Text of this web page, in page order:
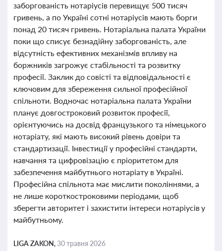
заборгованість нотаріусів перевищує 500 тисяч
гривень, а по Україні сотні нотаріусів мають борги
понад 20 тисяч гривень. Нотаріальна палата України
поки що списує безнадійну заборгованість, але
відсутність ефективних механізмів впливу на
боржників загрожує стабільності та розвитку
професії. Заклик до совісті та відповідальності є
ключовим для збереження сильної професійної
спільноти. Водночас нотаріальна палата України
планує довгостроковий розвиток професії,
орієнтуючись на досвід французького та німецького
нотаріату, які мають високий рівень довіри та
стандартизації. Інвестиції у професійні стандарти,
навчання та цифровізацію є пріоритетом для
забезпечення майбутнього нотаріату в Україні.
Професійна спільнота має мислити поколіннями, а
не лише короткостроковими періодами, щоб
зберегти авторитет і захистити інтереси нотаріусів у
майбутньому.
LIGA ZAKON,30 травня 2026